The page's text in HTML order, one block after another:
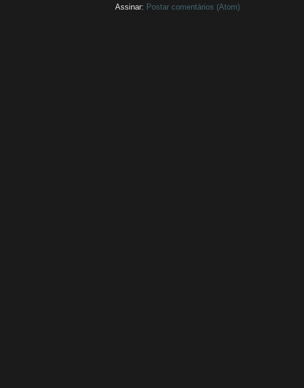
Assinar: Postar comentários (Atom)